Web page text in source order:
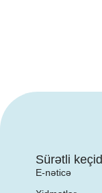
Sürətli keçid
E-nəticə